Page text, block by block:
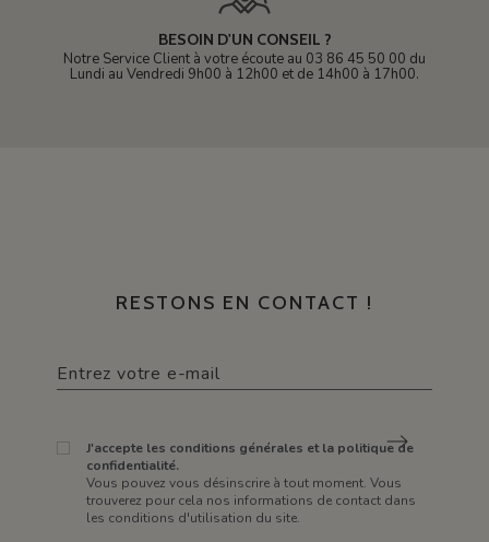
BESOIN D'UN CONSEIL ?
Notre Service Client à votre écoute au 03 86 45 50 00 du
Lundi au Vendredi 9h00 à 12h00 et de 14h00 à 17h00.
RESTONS EN CONTACT !
J'accepte les conditions générales et la politique de
confidentialité.
Vous pouvez vous désinscrire à tout moment. Vous
trouverez pour cela nos informations de contact dans
les conditions d'utilisation du site.